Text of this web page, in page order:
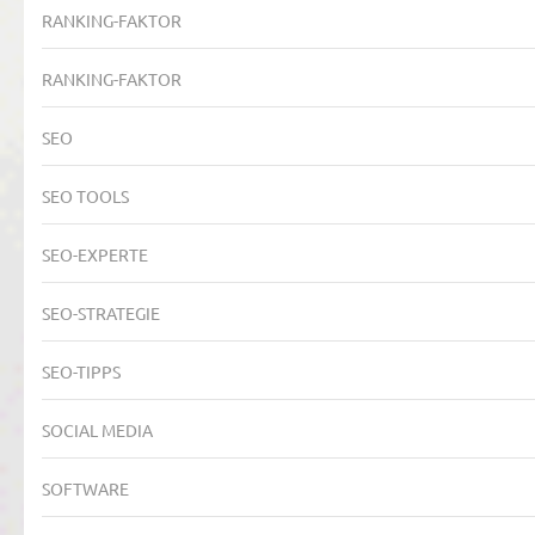
RANKING-FAKTOR
RANKING-FAKTOR
SEO
SEO TOOLS
SEO-EXPERTE
SEO-STRATEGIE
SEO-TIPPS
SOCIAL MEDIA
SOFTWARE